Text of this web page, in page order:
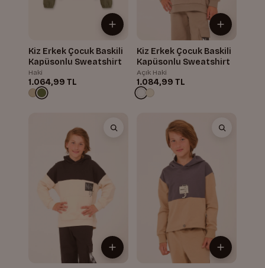
Kiz Erkek Çocuk Baskili
Kapüsonlu Sweatshirt
Haki
1.064,99 TL
Kiz Erkek Çocuk Baskili
Kapüsonlu Sweatshirt
Açık Haki
1.084,99 TL